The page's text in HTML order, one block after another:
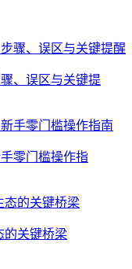
、误区与关键提
零门槛操作指
的关键桥梁